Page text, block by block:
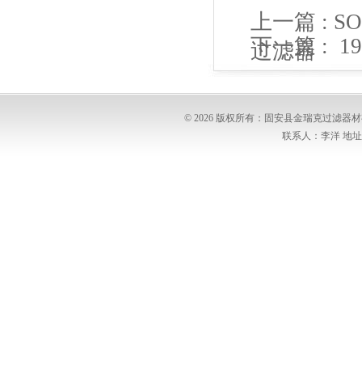
上一篇 :
过滤器
下一篇 :
© 2026 版权所有：固安县金瑞克过滤器
联系人：李洋 地